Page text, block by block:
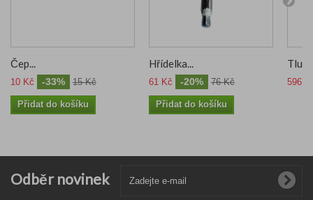
Čep...
10 Kč -33% 15 Kč
Přidat do košíku
Hřídelka...
61 Kč -20% 76 Kč
Přidat do košíku
596
Odběr novinek